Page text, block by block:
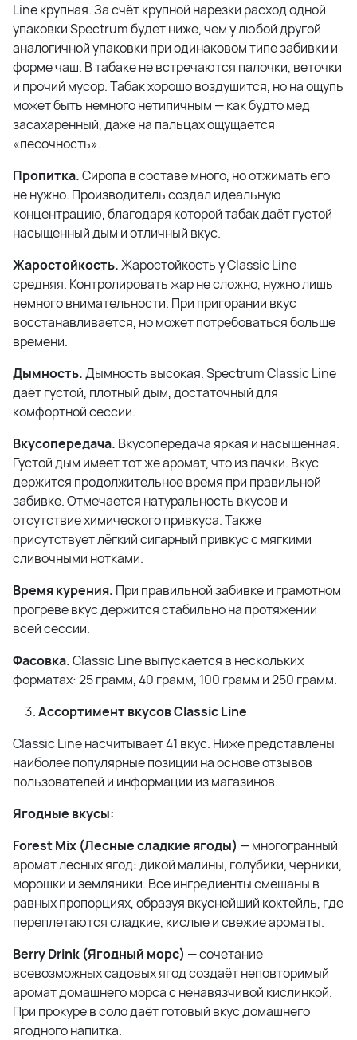
Line крупная. За счёт крупной нарезки расход одной
упаковки Spectrum будет ниже, чем у любой другой
аналогичной упаковки при одинаковом типе забивки и
форме чаш. В табаке не встречаются палочки, веточки
и прочий мусор. Табак хорошо воздушится, но на ощупь
может быть немного нетипичным — как будто мед
засахаренный, даже на пальцах ощущается
«песочность».
Пропитка.Сиропа в составе много, но отжимать его
не нужно. Производитель создал идеальную
концентрацию, благодаря которой табак даёт густой
насыщенный дым и отличный вкус.
Жаростойкость.Жаростойкость у Classic Line
средняя. Контролировать жар не сложно, нужно лишь
немного внимательности. При пригорании вкус
восстанавливается, но может потребоваться больше
времени.
Дымность.Дымность высокая. Spectrum Classic Line
даёт густой, плотный дым, достаточный для
комфортной сессии.
Вкусопередача. Вкусопередача яркая и насыщенная.
Густой дым имеет тот же аромат, что из пачки. Вкус
держится продолжительное время при правильной
забивке. Отмечается натуральность вкусов и
отсутствие химического привкуса. Также
присутствует лёгкий сигарный привкус с мягкими
сливочными нотками.
Время курения. При правильной забивке и грамотном
прогреве вкус держится стабильно на протяжении
всей сессии.
Фасовка.Classic Line выпускается в нескольких
форматах: 25 грамм, 40 грамм, 100 грамм и 250 грамм.
Ассортимент вкусов Classic Line
Classic Line насчитывает 41 вкус. Ниже представлены
наиболее популярные позиции на основе отзывов
пользователей и информации из магазинов.
Ягодные вкусы:
Forest Mix (Лесные сладкие ягоды) — многогранный
аромат лесных ягод: дикой малины, голубики, черники,
морошки и земляники. Все ингредиенты смешаны в
равных пропорциях, образуя вкуснейший коктейль, где
переплетаются сладкие, кислые и свежие ароматы.
Berry Drink (Ягодный морс) — сочетание
всевозможных садовых ягод создаёт неповторимый
аромат домашнего морса с ненавязчивой кислинкой.
При прокуре в соло даёт готовый вкус домашнего
ягодного напитка.